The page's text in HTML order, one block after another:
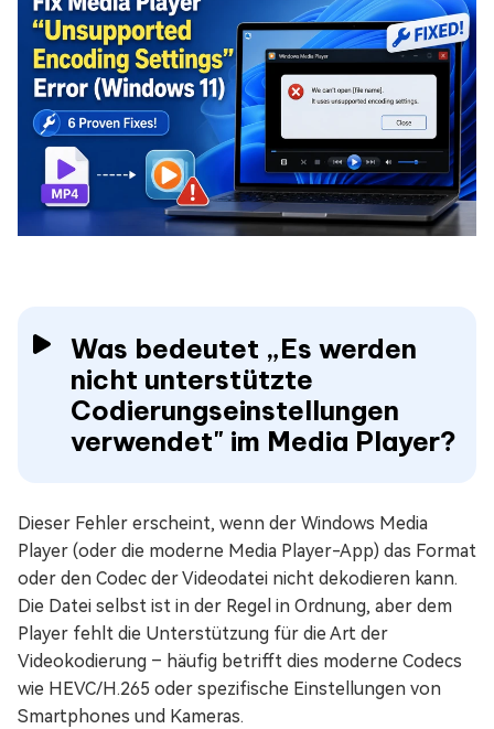
Was bedeutet „Es werden
nicht unterstützte
Codierungseinstellungen
verwendet" im Media Player?
Dieser Fehler erscheint, wenn der Windows Media
Player (oder die moderne Media Player-App) das Format
oder den Codec der Videodatei nicht dekodieren kann.
Die Datei selbst ist in der Regel in Ordnung, aber dem
Player fehlt die Unterstützung für die Art der
Videokodierung – häufig betrifft dies moderne Codecs
wie HEVC/H.265 oder spezifische Einstellungen von
Smartphones und Kameras.